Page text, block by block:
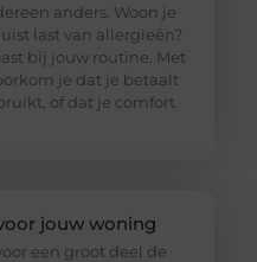
anders. Woon je
last van allergieën?
bij jouw routine. Met
je dat je betaalt
of dat je comfort
jouw woning
een groot deel de